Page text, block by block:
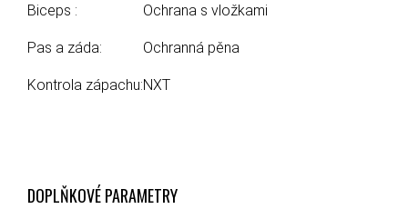
Biceps : Ochrana s vložkami
Pas a záda: Ochranná pěna
Kontrola zápachu:NXT
DOPLŇKOVÉ PARAMETRY